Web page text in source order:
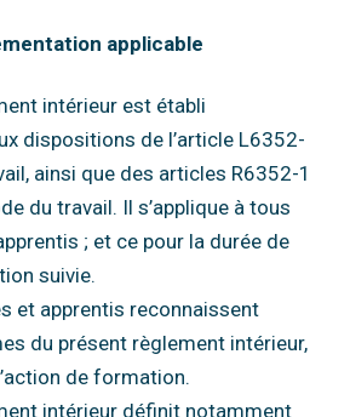
applicable
intérieur est établi
dispositions de l’article L6352-
ainsi que des articles R6352-1
du travail. Il s’applique à tous
; et ce pour la durée de
suivie.
et apprentis reconnaissent
du présent règlement intérieur,
de formation.
intérieur définit notamment